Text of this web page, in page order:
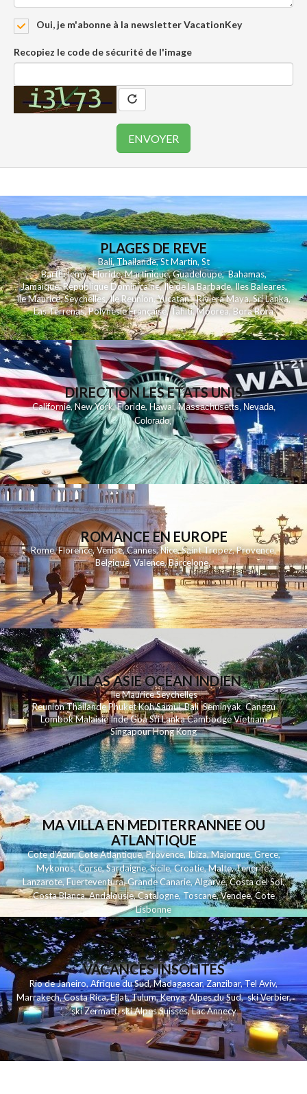
Oui, je m'abonne à la newsletter VacationKey
Recopiez le code de sécurité de l'image
PLAGES DE REVE
Bali,Thailande,St Martin,St
Barthelemy,Floride,Martinique,Guadeloupe,Bahamas,
Jamaique,Republique Dominicaine,Ile de la Barbade,Iles Baleares,
Ile Maurice,Seychelles,Ile Reunion,Yucatan - Riviera Maya,Sri Lanka,
Las Terrenas,Polynesie Française,Tahiti,Moorea, Bora Bora
DIRECTION LES ETATS UNIS
Californie,New York,Floride,Hawai,Massachusetts, Nevada,
Colorado,
ROMANCE EN EUROPE
Rome,Florence,Venise,Cannes,Nice,Saint Tropez,Provence,
Belgique,Valence,Barcelone,
VILLAS ASIE OCEAN INDIEN
Ile MauriceSeychelles
ReunionThailandePhuketKohSamui Bali SeminyakCanggu
LombokMalaisieIndeGoaSri LankaCambodgeVietnam
SingapourHong Kong
MA VILLA EN MEDITERRANNEE OU
ATLANTIQUE
Cote d'Azur,Cote Atlantique,Provence,Ibiza,Majorque,Grece,
Mykonos,Corse,Sardaigne,Sicile,Croatie,Malte,Tenerife,
Lanzarote,Fuerteventura,Grande Canarie,Algarve,Costa del Sol,
Costa Blanca,Andalousie,Catalogne,Toscane,Vendee,Cote
Lisbonne
VACANCES INSOLITES
Rio de Janeiro,Afrique du Sud,Madagascar,Zanzibar,Tel Aviv,
Marrakech,Costa Rica,Eilat,Tulum,Kenya,Alpes du Sud,ski Verbier,
ski Zermatt,ski Alpes Suisses,Lac Annecy